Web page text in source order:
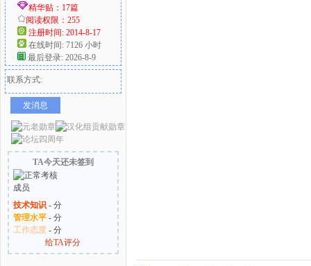
精华贴：17篇
阅读权限：255
注册时间: 2014-8-17
在线时间: 7126 小时
最后登录: 2026-8-9
联系方式:
发消息
TA今天还未签到
技术知识- 分
管理水平- 分
工作态度- 分
给TA评分